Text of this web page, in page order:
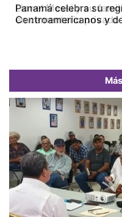
Panamá celebra su
Centroamericanos y